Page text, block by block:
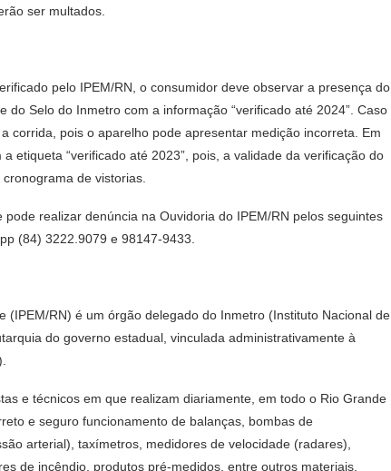
ser multados.
pelo IPEM/RN, o consumidor deve observar a presença do
Selo do Inmetro com a informação “verificado até 2024”. Caso
corrida, pois o aparelho pode apresentar medição incorreta. Em
etiqueta “verificado até 2023”, pois, a validade da verificação do
de vistorias.
realizar denúncia na Ouvidoria do IPEM/RN pelos seguintes
(84) 3222.9079 e 98147-9433.
(IPEM/RN) é um órgão delegado do Inmetro (Instituto Nacional de
do governo estadual, vinculada administrativamente à
e técnicos em que realizam diariamente, em todo o Rio Grande
e seguro funcionamento de balanças, bombas de
arterial), taxímetros, medidores de velocidade (radares),
de incêndio, produtos pré-medidos, entre outros materiais.